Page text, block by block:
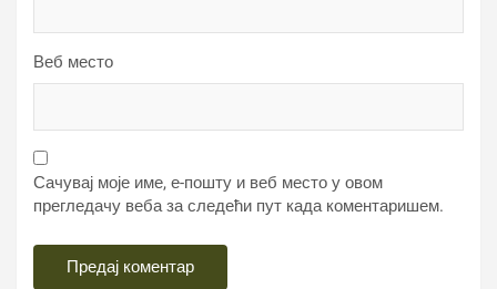
Веб место
Сачувај моје име, е-пошту и веб место у овом
прегледачу веба за следећи пут када коментаришем.